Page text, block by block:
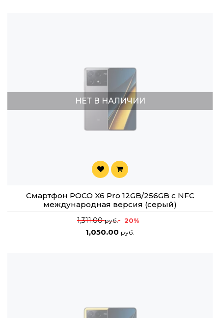
НЕТ В НАЛИЧИИ
Смартфон POCO X6 Pro 12GB/256GB с NFC
международная версия (серый)
1,311.00руб. 20%
1,050.00 руб.